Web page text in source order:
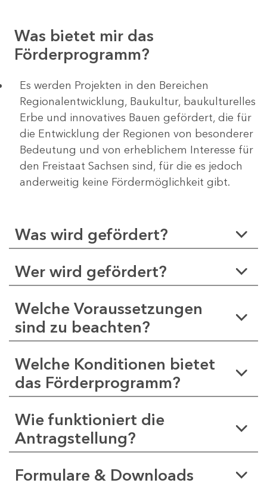
Was bietet mir das
Förderprogramm?
Es werden Projekten in den Bereichen
Regionalentwicklung, Baukultur, baukulturelles
Erbe und innovatives Bauen gefördert, die für
die Entwicklung der Regionen von besonderer
Bedeutung und von erheblichem Interesse für
den Freistaat Sachsen sind, für die es jedoch
anderweitig keine Fördermöglichkeit gibt.
Was wird gefördert?
Wer wird gefördert?
Welche Voraussetzungen
sind zu beachten?
Welche Konditionen bietet
das Förderprogramm?
Wie funktioniert die
Antragstellung?
Formulare & Downloads